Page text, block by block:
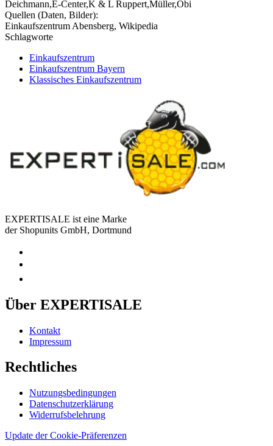
Deichmann,E-Center,K & L Ruppert,Müller,Obi
Quellen (Daten, Bilder):
Einkaufszentrum Abensberg, Wikipedia
Schlagworte
Einkaufszentrum
Einkaufszentrum Bayern
Klassisches Einkaufszentrum
EXPERTISALE ist eine Marke
der Shopunits GmbH, Dortmund
Über EXPERTISALE
Kontakt
Impressum
Rechtliches
Nutzungsbedingungen
Datenschutzerklärung
Widerrufsbelehrung
Update der Cookie-Präferenzen